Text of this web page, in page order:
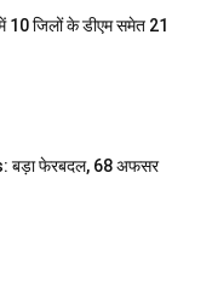
जिलों के डीएम समेत 21
बड़ा फेरबदल, 68 अफसर